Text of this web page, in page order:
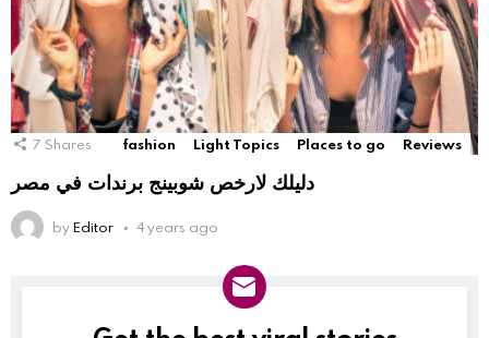
7 Shares fashion Light Topics Places to go Reviews
دليلك لارخص شوبينج برندات في مصر
byEditor 4 years ago